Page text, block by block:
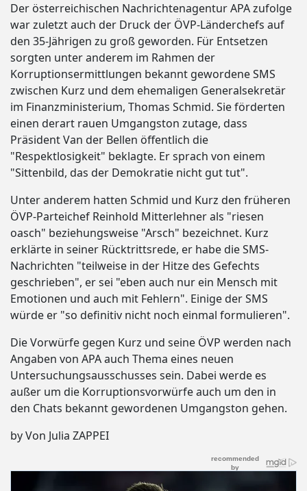
Der österreichischen Nachrichtenagentur APA zufolge
war zuletzt auch der Druck der ÖVP-Länderchefs auf
den 35-Jährigen zu groß geworden. Für Entsetzen
sorgten unter anderem im Rahmen der
Korruptionsermittlungen bekannt gewordene SMS
zwischen Kurz und dem ehemaligen Generalsekretär
im Finanzministerium, Thomas Schmid. Sie förderten
einen derart rauen Umgangston zutage, dass
Präsident Van der Bellen öffentlich die
"Respektlosigkeit" beklagte. Er sprach von einem
"Sittenbild, das der Demokratie nicht gut tut".
Unter anderem hatten Schmid und Kurz den früheren
ÖVP-Parteichef Reinhold Mitterlehner als "riesen
oasch" beziehungsweise "Arsch" bezeichnet. Kurz
erklärte in seiner Rücktrittsrede, er habe die SMS-
Nachrichten "teilweise in der Hitze des Gefechts
geschrieben", er sei "eben auch nur ein Mensch mit
Emotionen und auch mit Fehlern". Einige der SMS
würde er "so definitiv nicht noch einmal formulieren".
Die Vorwürfe gegen Kurz und seine ÖVP werden nach
Angaben von APA auch Thema eines neuen
Untersuchungsausschusses sein. Dabei werde es
außer um die Korruptionsvorwürfe auch um den in
den Chats bekannt gewordenen Umgangston gehen.
by Von Julia ZAPPEI